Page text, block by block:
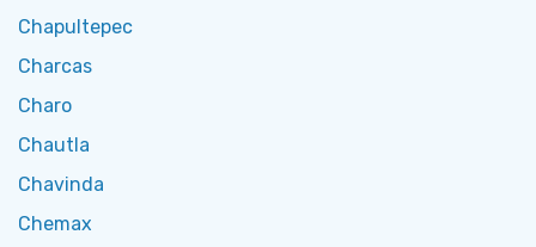
Chapultepec
Charcas
Charo
Chautla
Chavinda
Chemax